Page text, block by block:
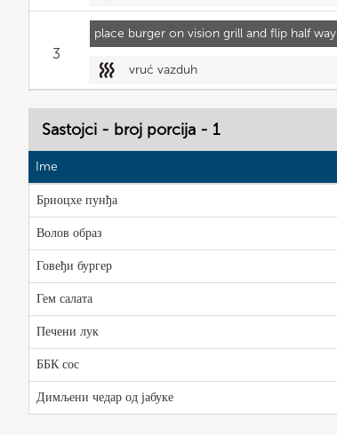
place burger on vision grill and flip half way
3
vruć vazduh
Sastojci - broj porcija - 1
Ime
Бриоцхе пунђа
Волов образ
Говеђи бургер
Гем салата
Печени лук
ББК сос
Димљени чедар од јабуке